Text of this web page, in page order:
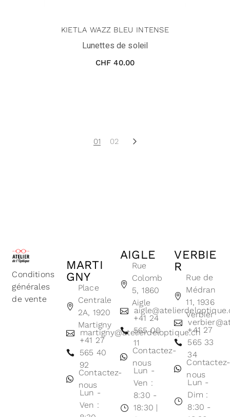
KIETLA WAZZ BLEU INTENSE
Lunettes de soleil
CHF 40.00
01 02
Conditions
générales
de vente
MARTI
GNY
Place
Centrale
2A, 1920
Martigny
martigny@atelierdeloptique.ch
+41 27
565 40
92
Contactez-
nous
Lun -
Ven :
AIGLE
Rue
Colomb
5, 1860
Aigle
+41 24
565 00
11
Contactez-
nous
Lun -
Ven :
8:30 -
18:30 |
VERBIE
R
Rue de
Médran
11, 1936
Verbier
+41 27
565 33
34
Contactez-
nous
Lun -
Dim :
8:30 -